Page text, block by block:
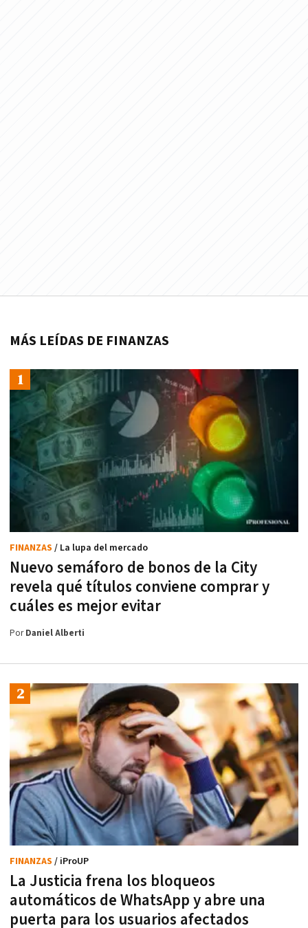
MÁS LEÍDAS DE FINANZAS
Nuevo semáforo de bonos de la City
revela qué títulos conviene comprar y
cuáles es mejor evitar
FINANZAS / La lupa del mercado
PorDaniel Alberti
La Justicia frena los bloqueos
automáticos de WhatsApp y abre una
puerta para los usuarios afectados
FINANZAS / iProUP